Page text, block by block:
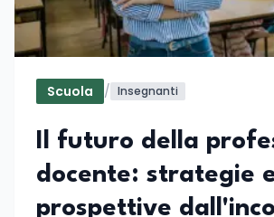
Scuola / Insegnanti
Il futuro della
docente: strategie
prospettive